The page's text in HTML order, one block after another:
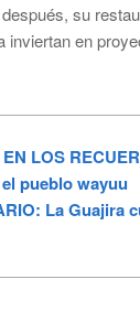
su
en
EN LOS
pueblo wayuu
La Guajira